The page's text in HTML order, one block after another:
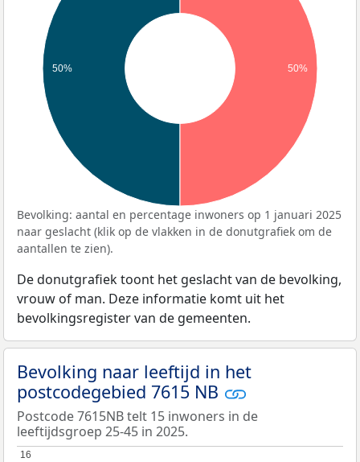
50% 50%
Bevolking: aantal en percentage inwoners op 1 januari 2025
naar geslacht (klik op de vlakken in de donutgrafiek om de
aantallen te zien).
De donutgrafiek toont het geslacht van de bevolking,
vrouw of man. Deze informatie komt uit het
bevolkingsregister van de gemeenten.
Bevolking naar leeftijd in het
postcodegebied 7615 NB
Postcode 7615NB telt 15 inwoners in de
leeftijdsgroep 25-45 in 2025.
16
16